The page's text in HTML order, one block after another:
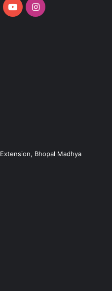
YouTubeInstagram
Bhopal Madhya